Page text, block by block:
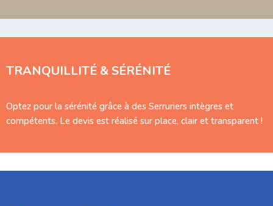
TRANQUILLITÉ & SÉRÉNITÉ
Optez pour la sérénité grâce à des Serruriers intègres et
compétents. Le devis est réalisé sur place, clair et transparent !